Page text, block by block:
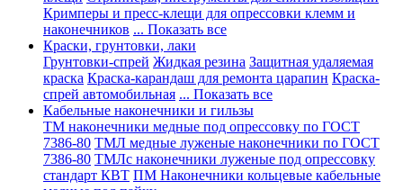
Кримперы и пресс-клещи для опрессовки клемм и
наконечников ... Показать все
Краски, грунтовки, лаки
Грунтовки-спрей Жидкая резина Защитная удаляемая
краска Краска-карандаш для ремонта царапин Краска-
спрей автомобильная ... Показать все
Кабельные наконечники и гильзы
ТМ наконечники медные под опрессовку по ГОСТ
7386-80 ТМЛ медные луженые наконечники по ГОСТ
7386-80 ТМЛс наконечники луженые под опрессовку
стандарт КВТ ПМ Наконечники кольцевые кабельные